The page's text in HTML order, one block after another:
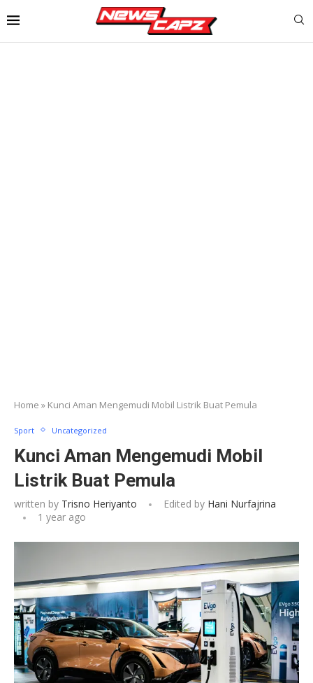
Home » Kunci Aman Mengemudi Mobil Listrik Buat Pemula
Sport Uncategorized
Kunci Aman Mengemudi Mobil
Listrik Buat Pemula
written by Trisno Heriyanto Edited by Hani Nurfajrina
1 year ago